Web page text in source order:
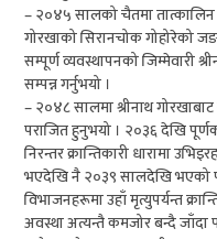
– २०४५ सालको चैतमा
गोरखाको सिरानचोक गोहोरेको
सम्पूर्ण व्यवस्थापनको जिम्मेवारी
सम्पन्न गर्नुभयो ।
– २०४८ सालमा श्रीनाथ
पराजित हुनुभयो । २०३६ देखि
निरन्तर क्रान्तिकारी धारामा
भएदेखि नै २०३९ सालदेखि भएको
विभाजनहरूमा उहाँ मृत्युपर्यन्त
अवस्था अत्यन्तै कमजोर बन्दै